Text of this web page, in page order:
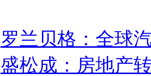
罗兰贝格：全球
盛松成：房地产